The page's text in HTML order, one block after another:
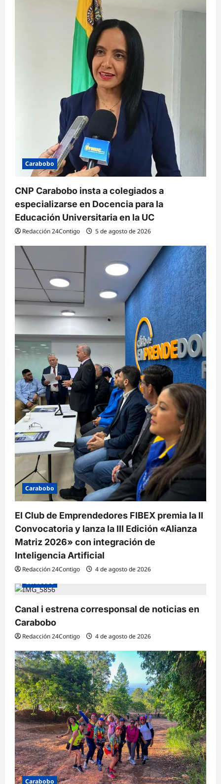
Carabobo
CNP Carabobo insta a colegiados a
especializarse en Docencia para la
Educación Universitaria en la UC
Redacción 24Contigo 5 de agosto de 2026
Carabobo
El Club de Emprendedores FIBEX premia la II
Convocatoria y lanza la III Edición «Alianza
Matriz 2026» con integración de
Inteligencia Artificial
Redacción 24Contigo
4 de agosto de 2026
Carabobo
Canal i estrena corresponsal de noticias en
Carabobo
Redacción 24Contigo 4 de agosto de 2026
Carabobo